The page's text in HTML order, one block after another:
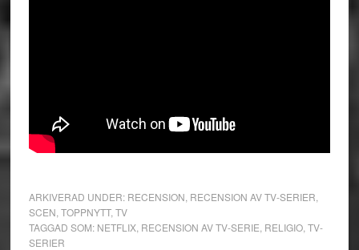
ARKIVERAD UNDER: RECENSION RECENSION AV TV-SERIER
SCEN TOPPNYTT, TV
TAGGAD SOM: NETFLIX, RECENSION AV TV-SERIE RELIGIO, TV-
SERIER